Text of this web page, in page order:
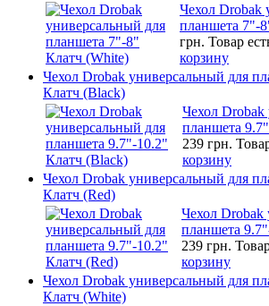
Чехол Drobak
планшета 7"-
грн. Товар
корзину
Чехол Drobak универсальный для
Клатч (Black)
Чехол Drobak
планшета
239 грн.
корзину
Чехол Drobak универсальный для
Клатч (Red)
Чехол Drobak
планшета
239 грн.
корзину
Чехол Drobak универсальный для
Клатч (White)